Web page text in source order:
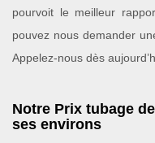
pourvoit le meilleur
pouvez nous demander
Appelez-nous dès
Notre Prix tubage
ses environs